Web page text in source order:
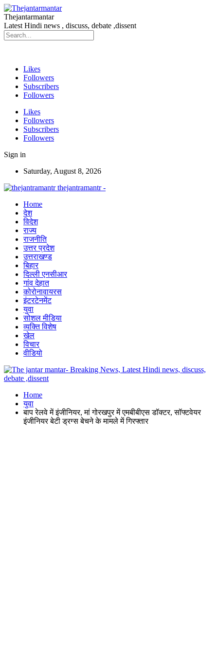
Thejantarmantar
Latest Hindi news , discuss, debate ,dissent
Likes
Followers
Subscribers
Followers
Likes
Followers
Subscribers
Followers
Sign in
Saturday, August 8, 2026
thejantramantr -
Home
देश
विदेश
राज्य
राजनीति
उत्तर प्रदेश
उत्तराखण्ड
बिहार
दिल्ली एनसीआर
गांव देहात
कोरोनावायरस
इंटरटेनमेंट
युवा
सोशल मीडिया
व्यक्ति विशेष
खेल
विचार
वीडियो
Home
युवा
बाप रेलवे में इंजीनियर, मां गोरखपुर में एमबीबीएस डॉक्टर, सॉफ्टवेयर
इंजीनियर बेटी ड्रग्स बेचने के मामले में गिरफ्तार